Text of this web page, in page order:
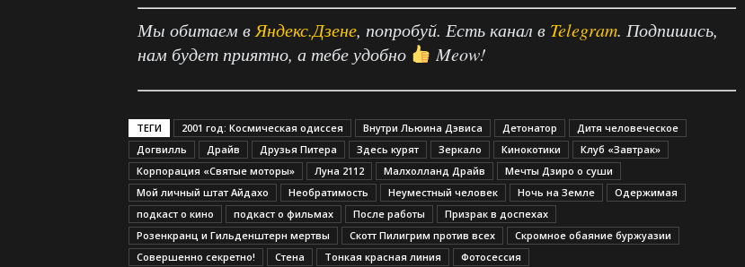
Мы обитаем в Яндекс.Дзене, попробуй. Есть канал в Telegram. Подпишись,
нам будет приятно, а тебе удобно
Meow!
ТЕГИ 2001 год: Космическая одиссея Внутри Льюина Дэвиса Детонатор
Дитя человеческое
Догвилль
Драйв Друзья Питера Здесь курят Зеркало Кинокотики
Клуб «Завтрак»
Корпорация «Святые моторы»
Луна 2112 Малхолланд Драйв
Мечты Дзиро о суши
Мой личный штат Айдахо
Необратимость Неуместный человек Ночь на Земле
Одержимая
подкаст о кино
подкаст о фильмах После работы
Призрак в доспехах
Розенкранц и Гильденштерн мертвы
Скотт Пилигрим против всех
Скромное обаяние буржуазии
Совершенно секретно!
Стена Тонкая красная линия Фотосессия